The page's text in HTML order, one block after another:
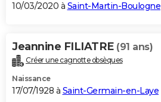
10/03/2020 à Saint-Martin-Boulogne
Jeannine FILIATRE (91 ans)
Créer une cagnotte obsèques
Naissance
17/07/1928 à Saint-Germain-en-Laye